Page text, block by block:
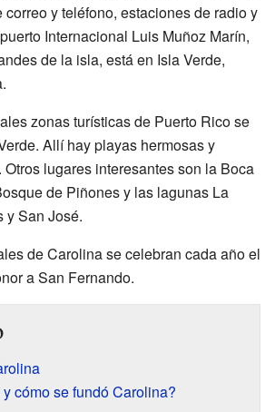
y teléfono, estaciones de radio y
Internacional Luis Muñoz Marín,
de la isla, está en Isla Verde,
zonas turísticas de Puerto Rico se
Allí hay playas hermosas y
lugares interesantes son la Boca
de Piñones y las lagunas La
y San José.
de Carolina se celebran cada año el
a San Fernando.
cómo se fundó Carolina?